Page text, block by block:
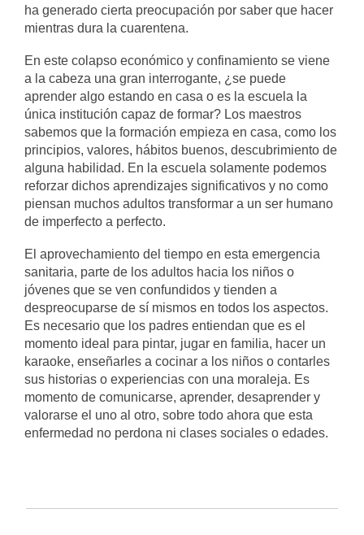
ha generado cierta preocupación por saber que hacer
mientras dura la cuarentena.
En este colapso económico y confinamiento se viene
a la cabeza una gran interrogante, ¿se puede
aprender algo estando en casa o es la escuela la
única institución capaz de formar? Los maestros
sabemos que la formación empieza en casa, como los
principios, valores, hábitos buenos, descubrimiento de
alguna habilidad. En la escuela solamente podemos
reforzar dichos aprendizajes significativos y no como
piensan muchos adultos transformar a un ser humano
de imperfecto a perfecto.
El aprovechamiento del tiempo en esta emergencia
sanitaria, parte de los adultos hacia los niños o
jóvenes que se ven confundidos y tienden a
despreocuparse de sí mismos en todos los aspectos.
Es necesario que los padres entiendan que es el
momento ideal para pintar, jugar en familia, hacer un
karaoke, enseñarles a cocinar a los niños o contarles
sus historias o experiencias con una moraleja. Es
momento de comunicarse, aprender, desaprender y
valorarse el uno al otro, sobre todo ahora que esta
enfermedad no perdona ni clases sociales o edades.